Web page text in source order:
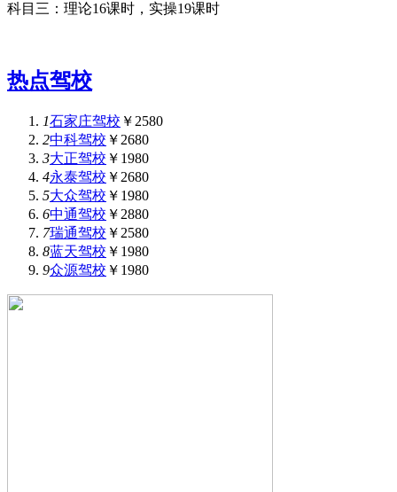
科目三：理论16课时，实操19课时
热点驾校
1石家庄驾校 ￥2580
2中科驾校 ￥2680
3大正驾校 ￥1980
4永泰驾校 ￥2680
5大众驾校 ￥1980
6中通驾校 ￥2880
7瑞通驾校 ￥2580
8蓝天驾校 ￥1980
9众源驾校 ￥1980